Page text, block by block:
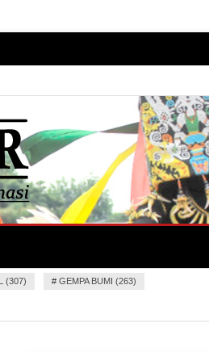
(307) # GEMPA BUMI (263)